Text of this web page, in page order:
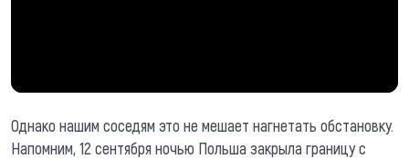
Однако нашим соседям это не мешает нагнетать обстановку.
Напомним, 12 сентября ночью Польша закрыла границу с